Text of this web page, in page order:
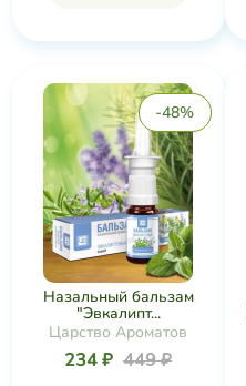
-48%
Назальный бальзам
"Эвкалипт...
Царство Ароматов
234 ₽ 449 ₽